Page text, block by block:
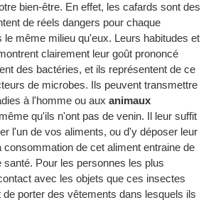
bien-être. En effet, les cafards sont des
de réels dangers pour chaque
le même milieu qu'eux. Leurs habitudes et
clairement leur goût prononcé
des bactéries, et ils représentent de ce
de microbes. Ils peuvent transmettre
à l'homme ou aux animaux
qu'ils n'ont pas de venin. Il leur suffit
l'un de vos aliments, ou d'y déposer leur
consommation de cet aliment entraine de
Pour les personnes les plus
avec les objets que ces insectes
de porter des vêtements dans lesquels ils